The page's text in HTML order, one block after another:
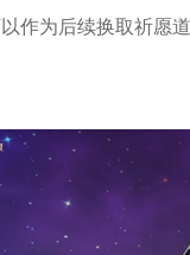
作为后续换取祈愿